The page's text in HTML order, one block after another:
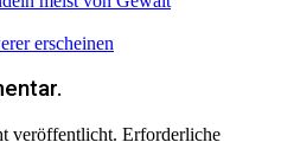
erscheinen
veröffentlicht. Erforderliche